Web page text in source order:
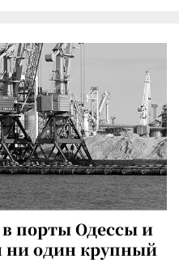
порты Одессы и
ни один крупный